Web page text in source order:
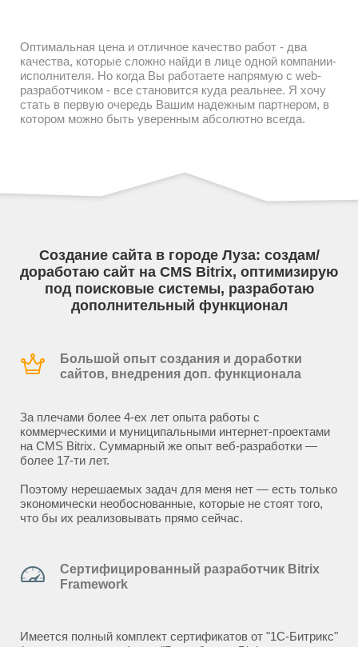
Оптимальная цена и отличное качество работ - два
качества, которые сложно найди в лице одной компании-
исполнителя. Но когда Вы работаете напрямую с web-
разработчиком - все становится куда реальнее. Я хочу
стать в первую очередь Вашим надежным партнером, в
котором можно быть уверенным абсолютно всегда.
Создание сайта в городе Луза: создам/
доработаю сайт на CMS Bitrix, оптимизирую
под поисковые системы, разработаю
дополнительный функционал
Большой опыт создания и доработки
сайтов, внедрения доп. функционала
За плечами более 4-ех лет опыта работы с
коммерческими и муниципальными интернет-проектами
на CMS Bitrix. Суммарный же опыт веб-разработки —
более 17-ти лет.
Поэтому нерешаемых задач для меня нет — есть только
экономически необоснованные, которые не стоят того,
что бы их реализовывать прямо сейчас.
Сертифицированный разработчик Bitrix
Framework
Имеется полный комплект сертификатов от "1С-Битрикс"